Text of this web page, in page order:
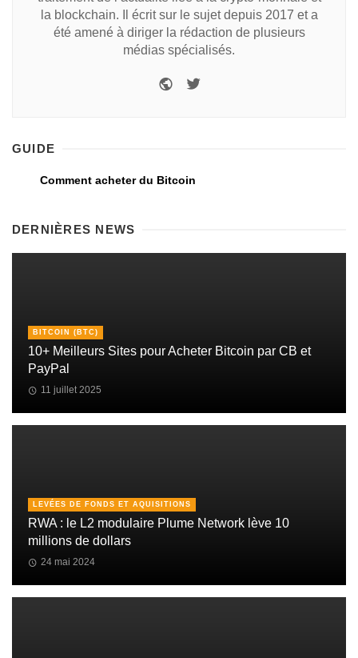
la blockchain. Il écrit sur le sujet depuis 2017 et a
été amené à diriger la rédaction de plusieurs
médias spécialisés.
GUIDE
Comment acheter du Bitcoin
DERNIÈRES NEWS
BITCOIN (BTC)
10+ Meilleurs Sites pour Acheter Bitcoin par CB et
PayPal
11 juillet 2025
LEVÉES DE FONDS ET AQUISITIONS
RWA : le L2 modulaire Plume Network lève 10
millions de dollars
24 mai 2024